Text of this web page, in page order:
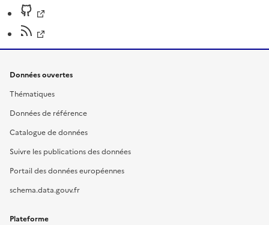
Données ouvertes
Thématiques
Données de référence
Catalogue de données
Suivre les publications des données
Portail des données européennes
schema.data.gouv.fr
Plateforme